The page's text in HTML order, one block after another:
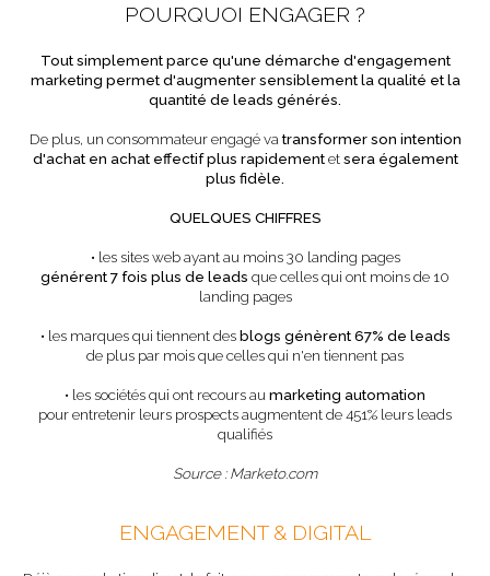
POURQUOI ENGAGER ?
Tout simplement parce qu'une démarche d'engagement
marketing permet d'augmenter sensiblement la qualité et la
quantité de leads générés.
De plus, un consommateur engagé vatransformer son intention
d'achat en achat effectif plus rapidementetsera également
plus fidèle.
QUELQUES CHIFFRES
• les sites web ayant au moins 30 landing pages
générent 7 fois plus de leads que celles qui ont moins de 10
landing pages
• les marques qui tiennent desblogs génèrent 67% de leads
de plus par mois que celles qui n'en tiennent pas
• les sociétés qui ont recours aumarketing automation
pour entretenir leurs prospects augmentent de 451% leurs leads
qualifiés
Source : Marketo.com
ENGAGEMENT & DIGITAL